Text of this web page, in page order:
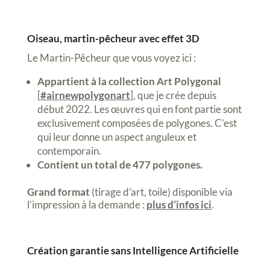
Oiseau, martin-pêcheur avec effet 3D
Le Martin-Pêcheur que vous voyez ici :
Appartient à la collection Art Polygonal
[#airnewpolygonart], que je crée depuis
début 2022. Les œuvres qui en font partie sont
exclusivement composées de polygones. C’est
qui leur donne un aspect anguleux et
contemporain.
Contient un total de 477 polygones.
Grand format (tirage d’art, toile) disponible via
l’impression à la demande : plus d’infos ici.
Création garantie sans Intelligence Artificielle